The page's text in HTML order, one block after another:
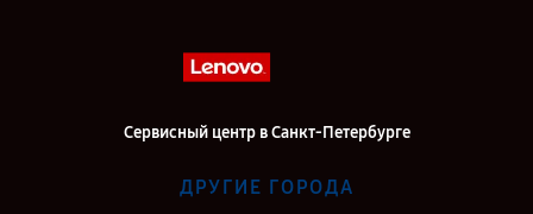
Сервисный центр в Санкт-Петербурге
ДРУГИЕ ГОРОДА